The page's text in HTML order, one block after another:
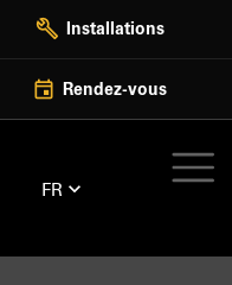
Installations
Rendez-vous
FR